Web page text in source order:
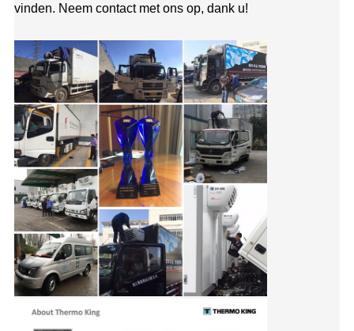
vinden. Neem contact met ons op, dank u!